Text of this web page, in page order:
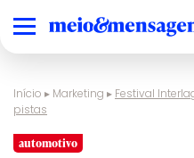
Início ▸ Marketing ▸ Festival
pistas
automotivo